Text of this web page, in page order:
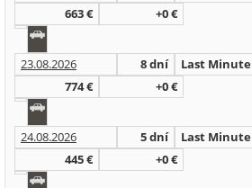
663 €
+0 €
23.08.2026 8 dní
Last Minute
774 €
+0 €
24.08.2026 5 dní
Last Minute
445 €
+0 €